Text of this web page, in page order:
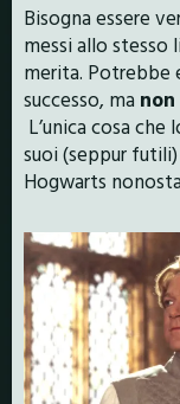
Bisogna essere
messi allo stesso
merita. Potrebbe
successo, ma
L’unica cosa
suoi (seppur
Hogwarts